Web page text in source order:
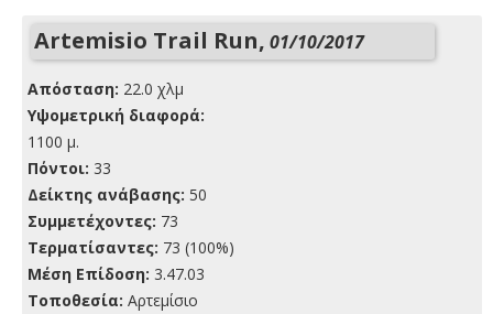
Artemisio Trail Run, 01/10/2017
Απόσταση: 22.0 χλμ
Yψομετρική διαφορά:
1100 μ.
Πόντοι: 33
Δείκτης ανάβασης: 50
Συμμετέχοντες: 73
Τερματίσαντες: 73 (100%)
Μέση Επίδοση: 3.47.03
Τοποθεσία: Αρτεμίσιο